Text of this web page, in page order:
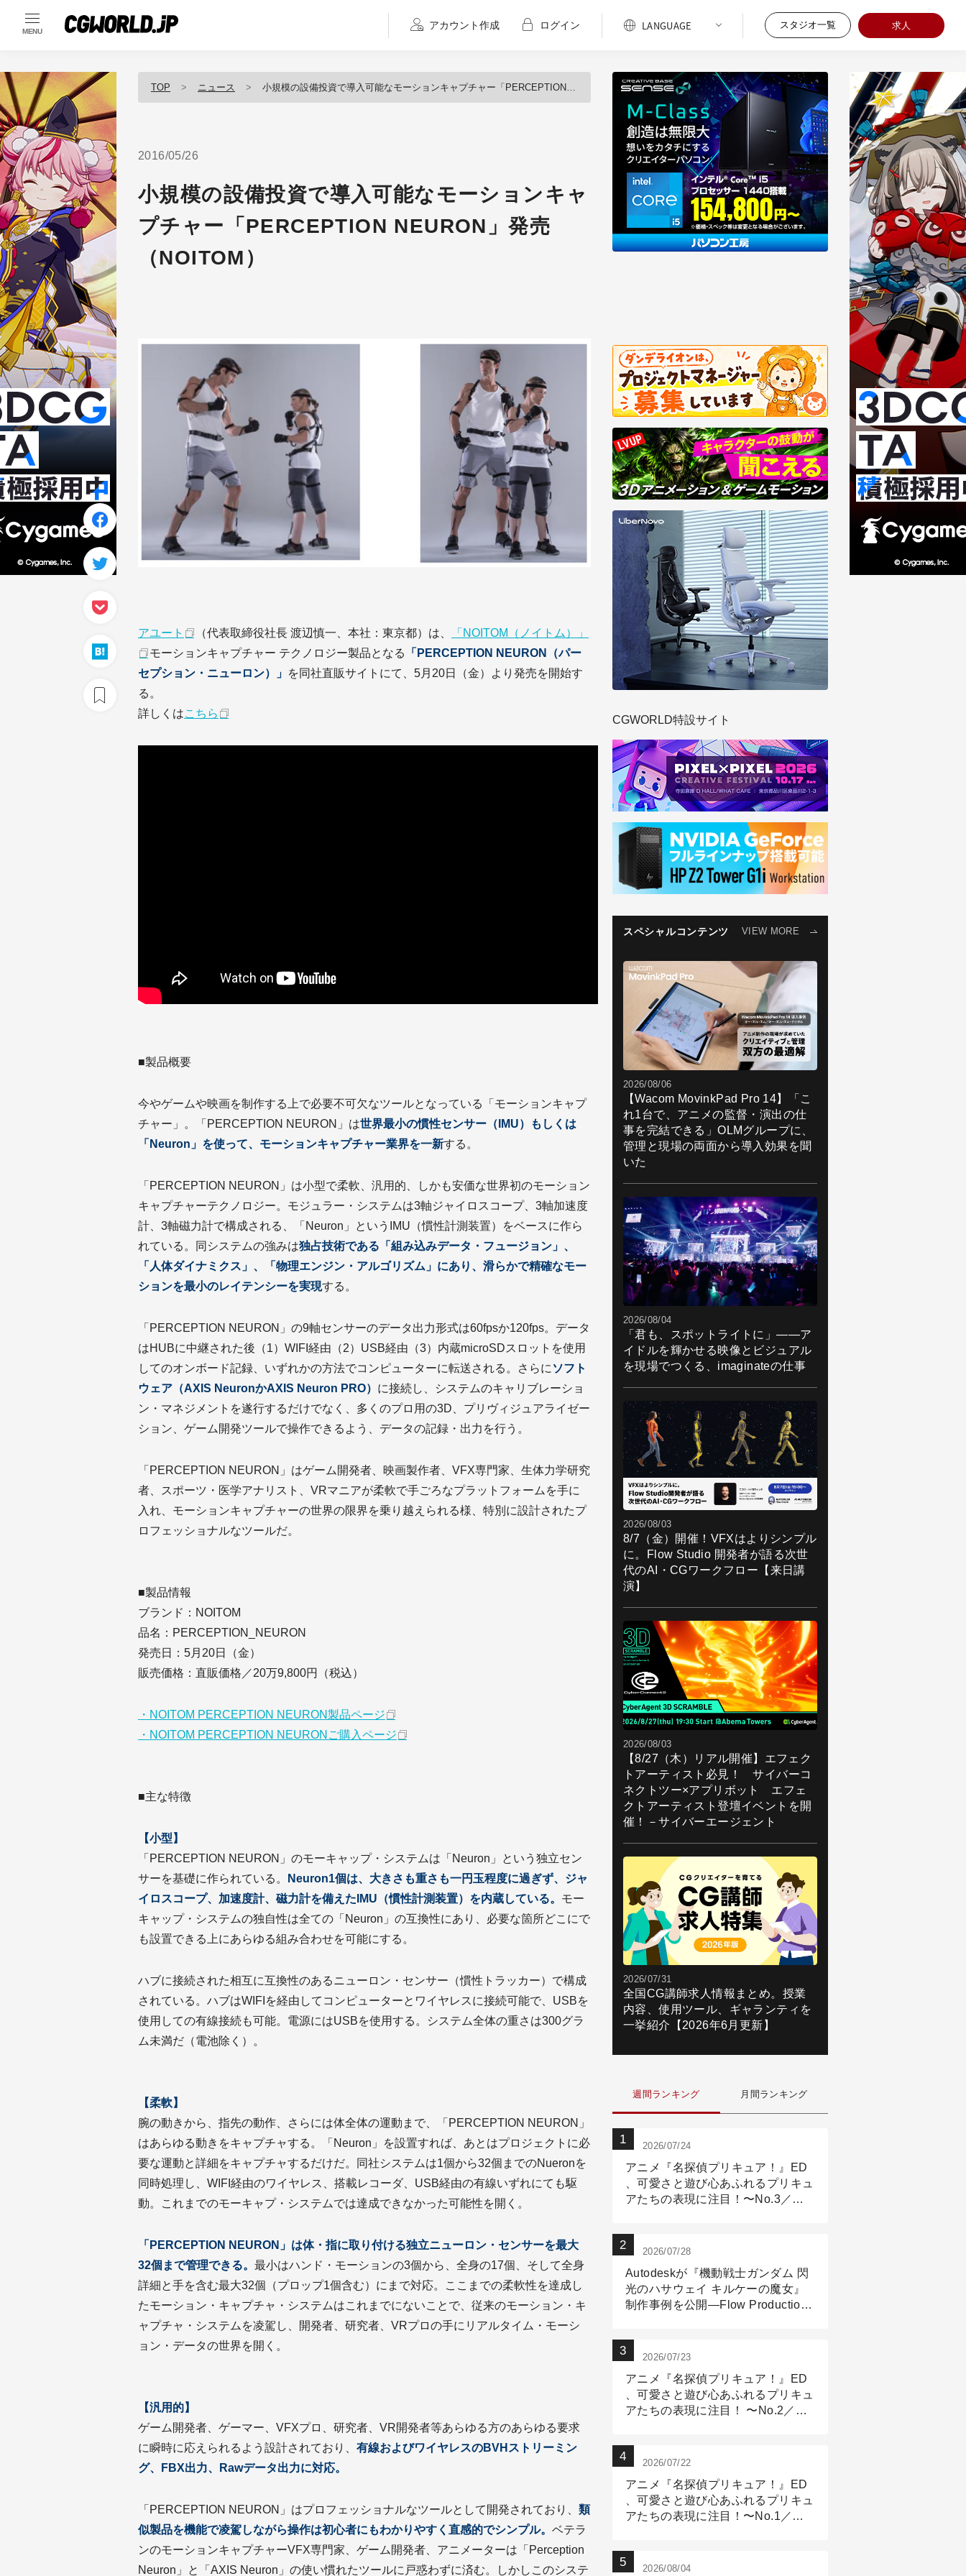
MENU
アカウント作成 ログイン スタジオ一覧 求人
TOP ニュース 小規模の設備投資で導入可能なモーションキャプチャー「PERCEPTION NEURON」発売（NOITOM）
2016/05/26
小規模の設備投資で導入可能なモーションキャ
プチャー「PERCEPTION NEURON」発売
（NOITOM）
アユート （代表取締役社長 渡辺慎一、本社：東京都）は、
「NOITOM（ノイトム）」
モーションキャプチャー テクノロジー製品となる
「PERCEPTION NEURON（パー
セプション・ニューロン）」 を同社直販サイトにて、5月20日（金）より発売を開始す
る。
詳しくはこちら
■製品概要
今やゲームや映画を制作する上で必要不可欠なツールとなっている「モーションキャプ
チャー」。「PERCEPTION NEURON」は世界最小の慣性センサー（IMU）もしくは
「Neuron」を使って、モーションキャプチャー業界を一新する。
「PERCEPTION NEURON」は小型で柔軟、汎用的、しかも安価な世界初のモーション
キャプチャーテクノロジー。モジュラー・システムは3軸ジャイロスコープ、3軸加速度
計、3軸磁力計で構成される、「Neuron」というIMU（慣性計測装置）をベースに作ら
れている。同システムの強みは独占技術である「組み込みデータ・フュージョン」、
「人体ダイナミクス」、「物理エンジン・アルゴリズム」にあり、滑らかで精確なモー
ションを最小のレイテンシーを実現する。
「PERCEPTION NEURON」の9軸センサーのデータ出力形式は60fpsか120fps。データ
はHUBに中継された後（1）WIFI経由（2）USB経由（3）内蔵microSDスロットを使用
してのオンボード記録、いずれかの方法でコンピューターに転送される。さらに ソフト
ウェア（AXIS NeuronかAXIS Neuron PRO） に接続し、システムのキャリブレーショ
ン・マネジメントを遂行するだけでなく、多くのプロ用の3D、プリヴィジュアライゼー
ション、ゲーム開発ツールで操作できるよう、データの記録・出力を行う。
「PERCEPTION NEURON」はゲーム開発者、映画製作者、VFX専門家、生体力学研究
者、スポーツ・医学アナリスト、VRマニアが柔軟で手ごろなプラットフォームを手に
入れ、モーションキャプチャーの世界の限界を乗り越えられる様、特別に設計されたプ
ロフェッショナルなツールだ。
■製品情報
ブランド：NOITOM
品名：PERCEPTION_NEURON
発売日：5月20日（金）
販売価格：直販価格／20万9,800円（税込）
・NOITOM PERCEPTION NEURON製品ページ
・NOITOM PERCEPTION NEURONご購入ページ
■主な特徴
【小型】
「PERCEPTION NEURON」のモーキャップ・システムは「Neuron」という独立セン
サーを基礎に作られている。
Neuron1個は、大きさも重さも一円玉程度に過ぎず、ジャ
イロスコープ、加速度計、磁力計を備えたIMU（慣性計測装置）を内蔵している。 モー
キャップ・システムの独自性は全ての「Neuron」の互換性にあり、必要な箇所どこにで
も設置できる上にあらゆる組み合わせを可能にする。
ハブに接続された相互に互換性のあるニューロン・センサー（慣性トラッカー）で構成
されている。ハブはWIFIを経由してコンピューターとワイヤレスに接続可能で、USBを
使用しての有線接続も可能。電源にはUSBを使用する。システム全体の重さは300グラ
ム未満だ（電池除く）。
【柔軟】
腕の動きから、指先の動作、さらには体全体の運動まで、「PERCEPTION NEURON」
はあらゆる動きをキャプチャする。「Neuron」を設置すれば、あとはプロジェクトに必
要な運動と詳細をキャプチャするだけだ。同社システムは1個から32個までのNueronを
同時処理し、WIFI経由のワイヤレス、搭載レコーダ、USB経由の有線いずれにても駆
動。これまでのモーキャプ・システムでは達成できなかった可能性を開く。
「PERCEPTION NEURON」は体・指に取り付ける独立ニューロン・センサーを最大
32個まで管理できる。 最小はハンド・モーションの3個から、全身の17個、そして全身
詳細と手を含む最大32個（プロップ1個含む）にまで対応。ここまでの柔軟性を達成し
たモーション・キャプチャ・システムはこれまでにないことで、従来のモーション・キ
ャプチャ・システムを凌駕し、開発者、研究者、VRプロの手にリアルタイム・モーシ
ョン・データの世界を開く。
【汎用的】
ゲーム開発者、ゲーマー、VFXプロ、研究者、VR開発者等あらゆる方のあらゆる要求
に瞬時に応えられるよう設計されており、 有線およびワイヤレスのBVHストリーミン
グ、FBX出力、Rawデータ出力に対応。
「PERCEPTION NEURON」はプロフェッショナルなツールとして開発されており、 類
似製品を機能で凌駕しながら操作は初心者にもわかりやすく直感的でシンプル。 ベテラ
ンのモーションキャプチャーVFX専門家、ゲーム開発者、アニメーターは「Perception
Neuron」と「AXIS Neuron」の使い慣れたツールに戸惑わずに済む。しかしこのシステ
CGWORLD特設サイト
スペシャルコンテンツ VIEW MORE
2026/08/06
【Wacom MovinkPad Pro 14】「こ
れ1台で、アニメの監督・演出の仕
事を完結できる」OLMグループに、
管理と現場の両面から導入効果を聞
いた
2026/08/04
「君も、スポットライトに」――ア
イドルを輝かせる映像とビジュアル
を現場でつくる、imaginateの仕事
2026/08/03
8/7（金）開催！VFXはよりシンプル
に。Flow Studio 開発者が語る次世
代のAI・CGワークフロー【来日講
演】
2026/08/03
【8/27（木）リアル開催】エフェク
トアーティスト必見！ サイバーコ
ネクトツー×アプリボット エフェ
クトアーティスト登壇イベントを開
催！－サイバーエージェント
2026/07/31
全国CG講師求人情報まとめ。授業
内容、使用ツール、ギャランティを
一挙紹介【2026年6月更新】
週間ランキング 月間ランキング
2026/07/24
アニメ『名探偵プリキュア！』ED
、可愛さと遊び心あふれるプリキュ
アたちの表現に注目！〜No.3／ア
2026/07/28
Autodeskが『機動戦士ガンダム 閃
光のハサウェイ キルケーの魔女』
制作事例を公開―Flow Production
2026/07/23
アニメ『名探偵プリキュア！』ED
、可愛さと遊び心あふれるプリキュ
アたちの表現に注目！ 〜No.2／モ
2026/07/22
アニメ『名探偵プリキュア！』ED
、可愛さと遊び心あふれるプリキュ
アたちの表現に注目！〜No.1／演
2026/08/04